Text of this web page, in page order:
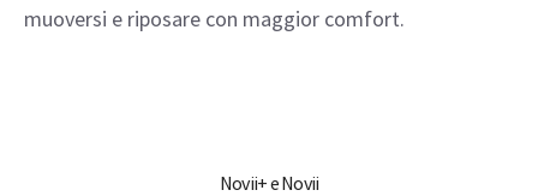
muoversi e riposare con maggior comfort.
Novii+ e Novii